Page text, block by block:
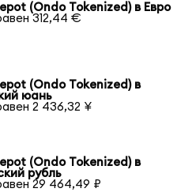
(Ondo Tokenized) в Евро
312,44 €
(Ondo Tokenized) в
юань
2 436,32 ¥
(Ondo Tokenized) в
рубль
29 464,49 ₽